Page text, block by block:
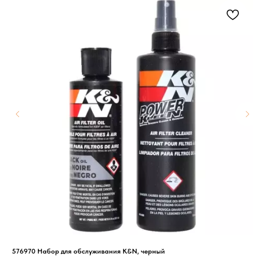
576970 Набор для обслуживания K&N, черный